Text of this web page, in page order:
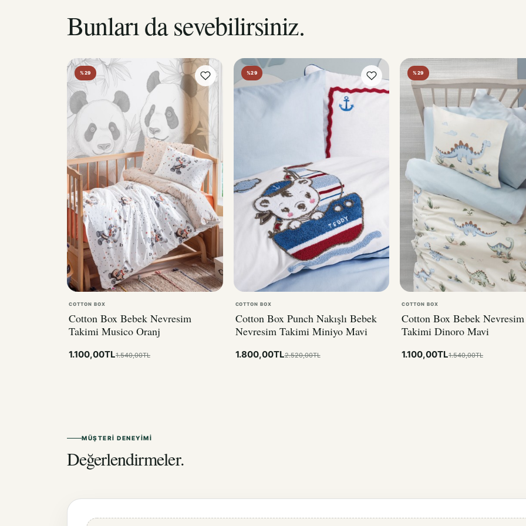
Bunları da sevebilirsiniz.
%29
COTTON BOX
Cotton Box Bebek Nevresim
Takimi Musico Oranj
1.100,00TL1.540,00TL
%29
COTTON BOX
Cotton Box Punch Nakışlı Bebek
Nevresim Takimi Miniyo Mavi
1.800,00TL2.520,00TL
%29
COTTON BOX
Cotton Box Bebek Nevresim
Takimi Dinoro Mavi
1.100,00TL1.540,00TL
MÜŞTERI DENEYIMI
Değerlendirmeler.